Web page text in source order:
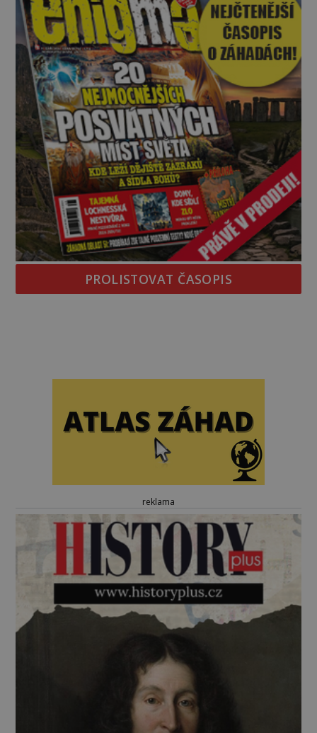
Gerasimov (1907-1970) a
PROLISTOVAT ČASOPIS
reklama